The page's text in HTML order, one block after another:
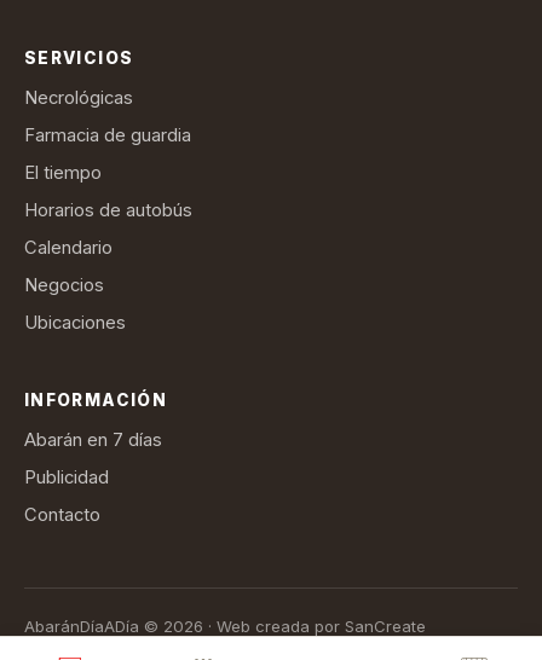
SERVICIOS
Necrológicas
Farmacia de guardia
El tiempo
Horarios de autobús
Calendario
Negocios
Ubicaciones
INFORMACIÓN
Abarán en 7 días
Publicidad
Contacto
AbaránDíaADía © 2026 · Web creada por SanCreate